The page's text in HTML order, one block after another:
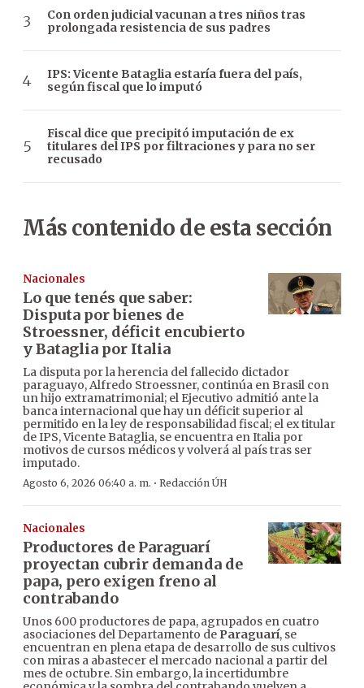
Con orden judicial vacunan a tres niños tras
prolongada resistencia de sus padres
IPS: Vicente Bataglia estaría fuera del país,
según fiscal que lo imputó
Fiscal dice que precipitó imputación de ex
titulares del IPS por filtraciones y para no ser
recusado
Más contenido de esta sección
Nacionales
Lo que tenés que saber:
Disputa por bienes de
Stroessner, déficit encubierto
y Bataglia por Italia
La disputa por la herencia del fallecido dictador
paraguayo, Alfredo Stroessner, continúa en Brasil con
un hijo extramatrimonial; el Ejecutivo admitió ante la
banca internacional que hay un déficit superior al
permitido en la ley de responsabilidad fiscal; el ex titular
de IPS, Vicente Bataglia, se encuentra en Italia por
motivos de cursos médicos y volverá al país tras ser
imputado.
Agosto 6, 2026 06:40 a. m. · Redacción ÚH
Nacionales
Productores de Paraguarí
proyectan cubrir demanda de
papa, pero exigen freno al
contrabando
Unos 600 productores de papa, agrupados en cuatro
asociaciones del Departamento de Paraguarí, se
encuentran en plena etapa de desarrollo de sus cultivos
con miras a abastecer el mercado nacional a partir del
mes de octubre. Sin embargo, la incertidumbre